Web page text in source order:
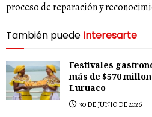
proceso de reparación y
También puede Interesarte
Festivales
más de $570
Luruaco
30 DE JUNIO DE 2026